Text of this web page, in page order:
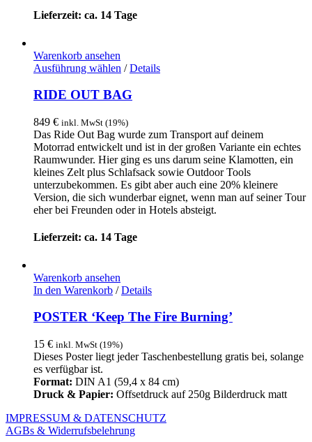
gewählt
Lieferzeit: ca. 14 Tage
Warenkorb ansehen
Ausführung wählen Dieses
weist
Varianten
auf.
Die
Optionen
können
auf
der
Produktseite
/ Details
RIDE OUT BAG
849 € inkl. MwSt (19%)
Das Ride Out Bag wurde zum Transport auf deinem
Motorrad entwickelt und ist in der großen Variante ein echtes
Raumwunder. Hier ging es uns darum seine Klamotten, ein
kleines Zelt plus Schlafsack sowie Outdoor Tools
unterzubekommen. Es gibt aber auch eine 20% kleinere
Version, die sich wunderbar eignet, wenn man auf seiner Tour
eher bei Freunden oder in Hotels absteigt.
Lieferzeit: ca. 14 Tage
Warenkorb ansehen
In den Warenkorb / Details
POSTER ‘Keep The Fire Burning’
15 € inkl. MwSt (19%)
Dieses Poster liegt jeder Taschenbestellung gratis bei, solange
es verfügbar ist.
Format: DIN A1 (59,4 x 84 cm)
Druck & Papier: Offsetdruck auf 250g Bilderdruck matt
IMPRESSUM & DATENSCHUTZ
AGBs & Widerrufsbelehrung